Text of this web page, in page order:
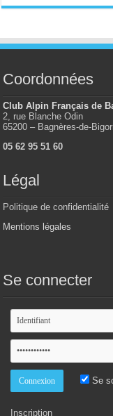
Coordonnées
Club Alpin Français de
2, rue Blanche Odin
65200 – Bagnères-de-
05 62 95 51 60
Légal
Politique de confidentialité
Mentions légales
Se connecter
Se
Inscription